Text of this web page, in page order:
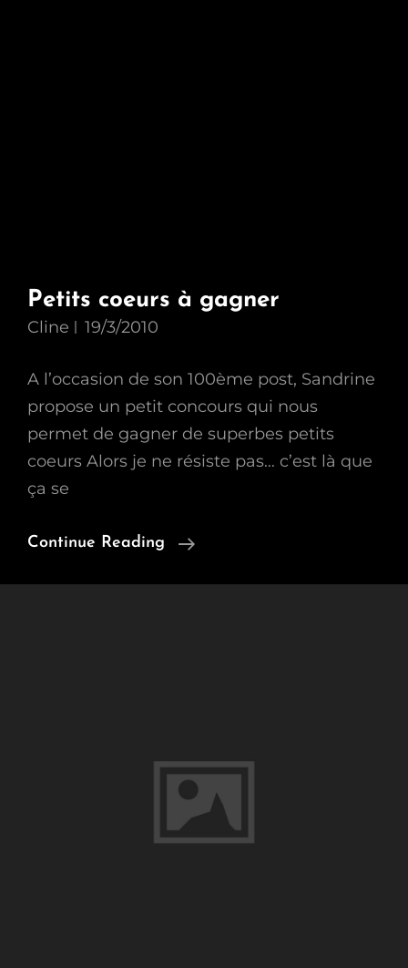
Petits coeurs à gagner
Cline 19/3/2010
A l’occasion de son 100ème post, Sandrine
propose un petit concours qui nous
permet de gagner de superbes petits
coeurs Alors je ne résiste pas… c’est là que
ça se
Continue Reading
Petits